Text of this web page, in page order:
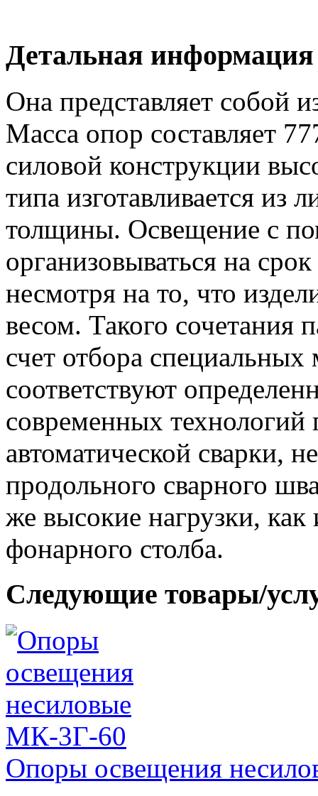
Детальная информация
Она представляет собой
Масса опор составляет
силовой конструкции
типа изготавливается из
толщины. Освещение с
организовываться на
несмотря на то, что
весом. Такого сочетания
счет отбора специальных
соответствуют
современных технологий
автоматической сварки,
продольного сварного
же высокие нагрузки, как
фонарного столба.
Следующие товары/
Опоры освещения